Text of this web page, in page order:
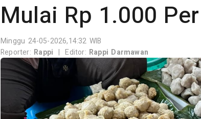
Mulai Rp 1.000
Minggu 24-05-2026,14:32 WIB
Reporter: Rappi | Editor: Rappi Darmawan